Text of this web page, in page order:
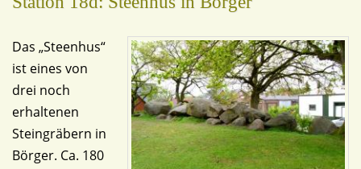
Das „Steenhus“
ist eines von
drei noch
erhaltenen
Steingräbern in
Börger. Ca. 180